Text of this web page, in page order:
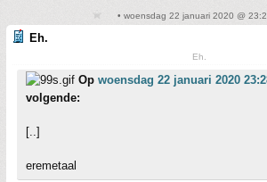
• woensdag 22 januari 2020 @
Eh.
Eh.
Op woensdag 22 januari 2020
volgende:
[..]
eremetaal